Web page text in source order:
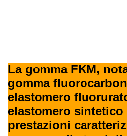
La gomma FKM,
gomma
elastomero
elastomero sintetico
prestazioni